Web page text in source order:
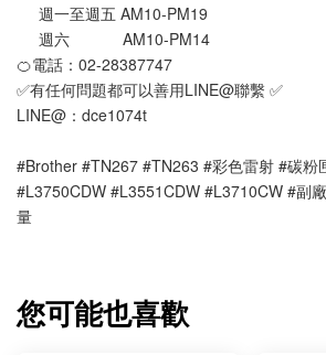
週一至週五 AM10-PM19
週六            AM10-PM14
🍊電話：02-28387747
✅有任何問題都可以善用LINE@聯繫 ✅
LINE@：dce1074t
#Brother #TN267 #TN263 #彩色雷射 #碳粉
#L3750CDW #L3551CDW #L3710CW #副
量
您可能也喜歡